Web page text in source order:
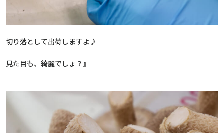
切り落として出荷しますよ♪
見た目も、綺麗でしょ？』